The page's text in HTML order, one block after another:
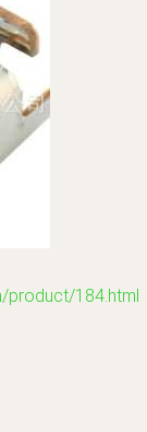
product/184.html